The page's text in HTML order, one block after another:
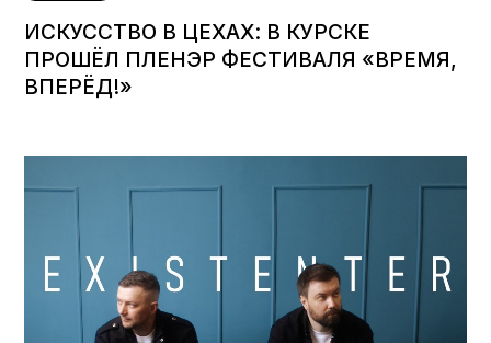
ИСКУССТВО В ЦЕХАХ: В КУРСКЕ
ПРОШЁЛ ПЛЕНЭР ФЕСТИВАЛЯ «ВРЕМЯ,
ВПЕРЁД!»